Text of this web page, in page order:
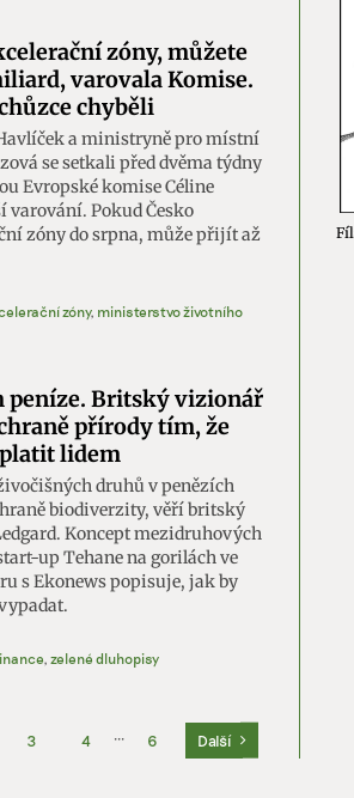
zóny, můžete
varovala Komise.
chyběli
a ministryně pro místní
se setkali před dvěma týdny
Evropské komise Céline
varování. Pokud Česko
zóny do srpna, může přijít až
zóny, ministerstvo životního
peníze. Britský vizionář
přírody tím, že
lidem
druhů v penězích
biodiverzity, věří britský
Koncept mezidruhových
up Tehane na gorilách ve
s Ekonews popisuje, jak by
zelené dluhopisy
3 4 ··· 6 Další